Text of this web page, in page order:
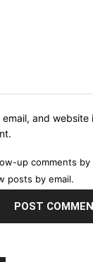
email, and
up comments by
posts by email.